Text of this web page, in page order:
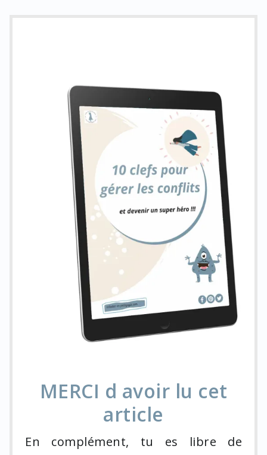
MERCI d avoir lu cet
article
En complément, tu es libre de